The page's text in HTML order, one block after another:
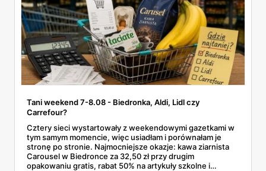
Tani weekend 7-8.08 - Biedronka, Aldi, Lidl czy
Carrefour?
Cztery sieci wystartowały z weekendowymi gazetkami w
tym samym momencie, więc usiadłam i porównałam je
stronę po stronie. Najmocniejsze okazje: kawa ziarnista
Carousel w Biedronce za 32,50 zł przy drugim
opakowaniu gratis, rabat 50% na artykuły szkolne i